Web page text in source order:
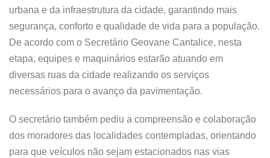
urbana e da infraestrutura da cidade, garantindo mais
segurança, conforto e qualidade de vida para a população.
De acordo com o Secretário Geovane Cantalice, nesta
etapa, equipes e maquinários estarão atuando em
diversas ruas da cidade realizando os serviços
necessários para o avanço da pavimentação.
O secretário também pediu a compreensão e colaboração
dos moradores das localidades contempladas, orientando
para que veículos não sejam estacionados nas vias